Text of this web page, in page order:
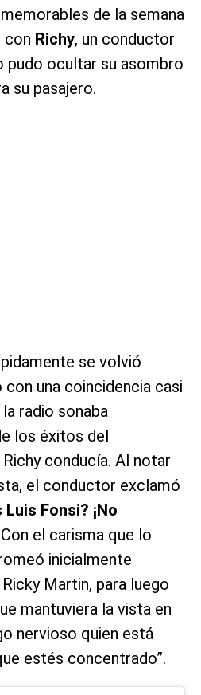
de la semana
con Richy, un conductor
pudo ocultar su asombro
su pasajero.
se volvió
una coincidencia casi
radio sonaba
los éxitos del
conducía. Al notar
el conductor exclamó
Luis Fonsi? ¡No
el carisma que lo
inicialmente
Martin, para luego
mantuviera la vista en
nervioso quien está
estés concentrado”.